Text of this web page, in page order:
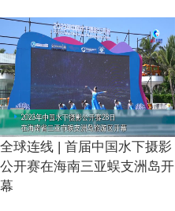
全球连线 | 首届中国水下摄影
公开赛在海南三亚蜈支洲岛开
幕